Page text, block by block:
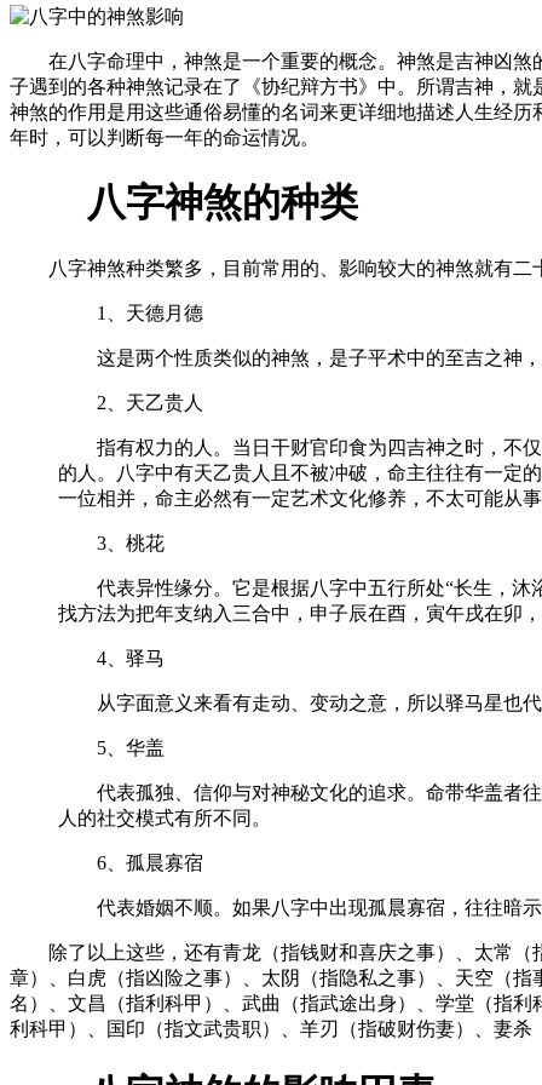
在八字命理中，神煞是一个重要的概念。神煞是吉神凶
子遇到的各种神煞记录在了《协纪辩方书》中。所谓吉神，
神煞的作用是用这些通俗易懂的名词来更详细地描述人生经
年时，可以判断每一年的命运情况。
八字神煞的种类
八字神煞种类繁多，目前常用的、影响较大的神煞就有
1、天德月德
这是两个性质类似的神煞，是子平术中的至吉之神
2、天乙贵人
指有权力的人。当日干财官印食为四吉神之时，不
的人。八字中有天乙贵人且不被冲破，命主往往有一定
一位相并，命主必然有一定艺术文化修养，不太可能从
3、桃花
代表异性缘分。它是根据八字中五行所处“长生，
找方法为把年支纳入三合中，申子辰在酉，寅午戌在卯
4、驿马
从字面意义来看有走动、变动之意，所以驿马星也
5、华盖
代表孤独、信仰与对神秘文化的追求。命带华盖者
人的社交模式有所不同。
6、孤晨寡宿
代表婚姻不顺。如果八字中出现孤晨寡宿，往往暗
除了以上这些，还有青龙（指钱财和喜庆之事）、太常
章）、白虎（指凶险之事）、太阴（指隐私之事）、天空（
名）、文昌（指利科甲）、武曲（指武途出身）、学堂（指
利科甲）、国印（指文武贵职）、羊刃（指破财伤妻）、妻